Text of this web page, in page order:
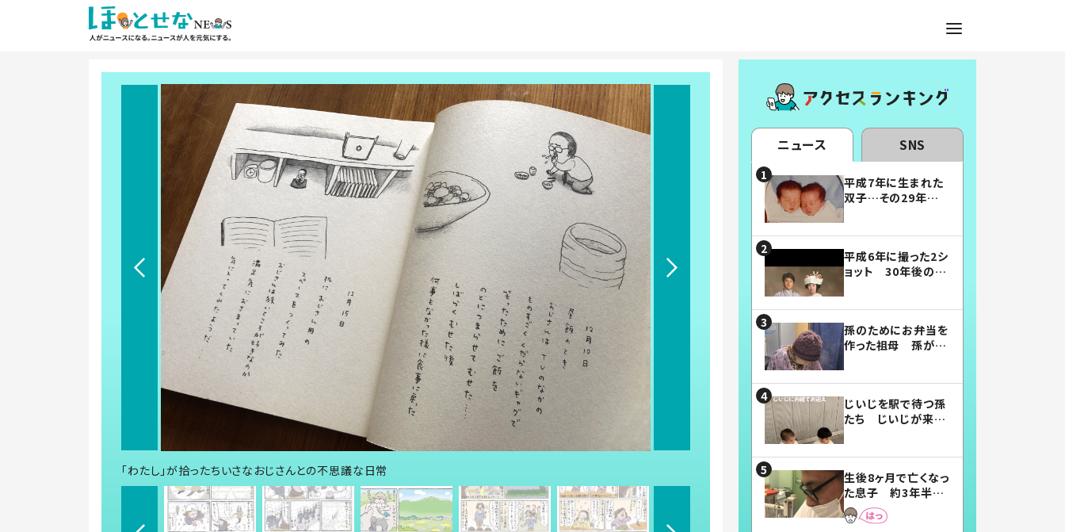
「わたし」が拾ったちいさなおじさんとの不思議な日常
ニュース SNS
平成7年に生まれた
双子…その29年後
平成6年に撮った2シ
ョット 30年後の姿
孫のためにお弁当を
作った祖母 孫が絶
じいじを駅で待つ孫
たち じいじが来た
まらない」「幸せにな
れる」
生後8ヶ月で亡くなっ
た息子 約3年半
後、当時の妻の日記
に書いてあった本音